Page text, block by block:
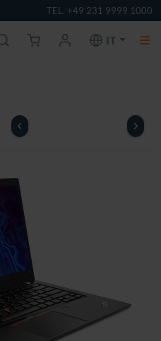
TEL. +49 231 9999 1000
IT